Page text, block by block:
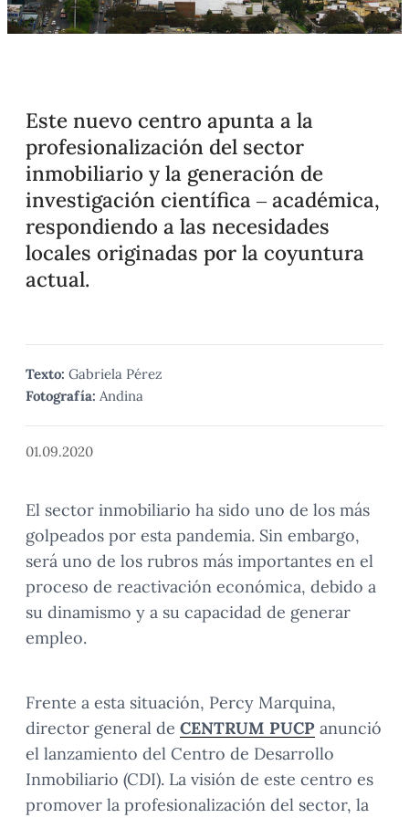
Este nuevo centro apunta a la
profesionalización del sector
inmobiliario y la generación de
investigación científica – académica,
respondiendo a las necesidades
locales originadas por la coyuntura
actual.
Texto: Gabriela Pérez
Fotografía: Andina
01.09.2020
El sector inmobiliario ha sido uno de los más
golpeados por esta pandemia. Sin embargo,
será uno de los rubros más importantes en el
proceso de reactivación económica, debido a
su dinamismo y a su capacidad de generar
empleo.
Frente a esta situación, Percy Marquina,
director general de CENTRUM PUCP anunció
el lanzamiento del Centro de Desarrollo
Inmobiliario (CDI). La visión de este centro es
promover la profesionalización del sector, la